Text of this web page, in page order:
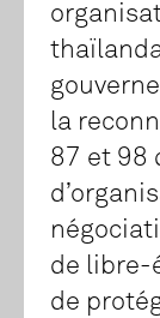
la
87 et 98
de libre-
de